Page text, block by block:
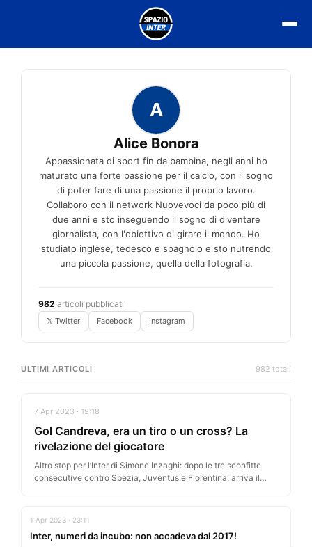
A
Alice Bonora
Appassionata di sport fin da bambina, negli anni ho
maturato una forte passione per il calcio, con il sogno
di poter fare di una passione il proprio lavoro.
Collaboro con il network Nuovevoci da poco più di
due anni e sto inseguendo il sogno di diventare
giornalista, con l'obiettivo di girare il mondo. Ho
studiato inglese, tedesco e spagnolo e sto nutrendo
una piccola passione, quella della fotografia.
982 articoli pubblicati
𝕏 Twitter Facebook Instagram
ULTIMI ARTICOLI 982 totali
7 Apr 2023 · 19:18
Gol Candreva, era un tiro o un cross? La
rivelazione del giocatore
Altro stop per l’Inter di Simone Inzaghi: dopo le tre sconfitte
consecutive contro Spezia, Juventus e Fiorentina, arriva il
1 Apr 2023 · 23:11
Inter, numeri da incubo: non accadeva dal 2017!